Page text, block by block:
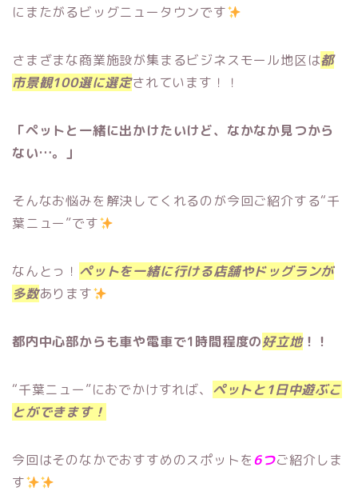
にまたがるビッグニュータウンです
さまざまな商業施設が集まるビジネスモール地区は都
市景観100選に選定されています！！
「ペットと一緒に出かけたいけど、なかなか見つから
ない…。」
そんなお悩みを解決してくれるのが今回ご紹介する“千
葉ニュー”です
なんとっ！ ペットを一緒に行ける店舗やドッグランが
多数あります
都内中心部からも車や電車で1時間程度の好立地！！
“千葉ニュー”におでかけすれば、 ペットと1日中遊ぶこ
とができます！
今回はそのなかでおすすめのスポットを6つご紹介しま
す